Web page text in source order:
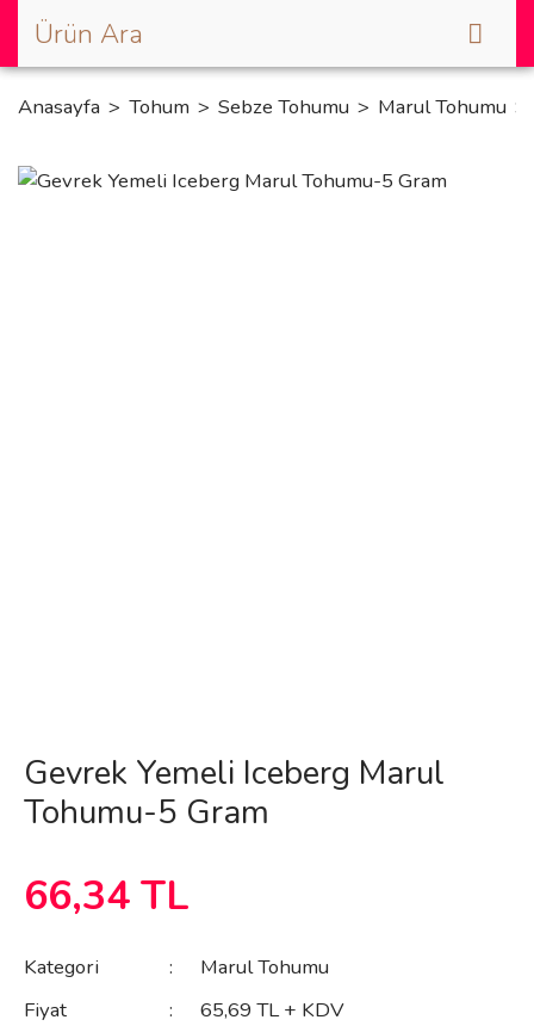
Anasayfa Tohum Sebze Tohumu Marul Tohumu
Gevrek Yemeli Iceberg Marul
Tohumu-5 Gram
66,34 TL
Kategori
Marul Tohumu
Fiyat
65,69 TL + KDV